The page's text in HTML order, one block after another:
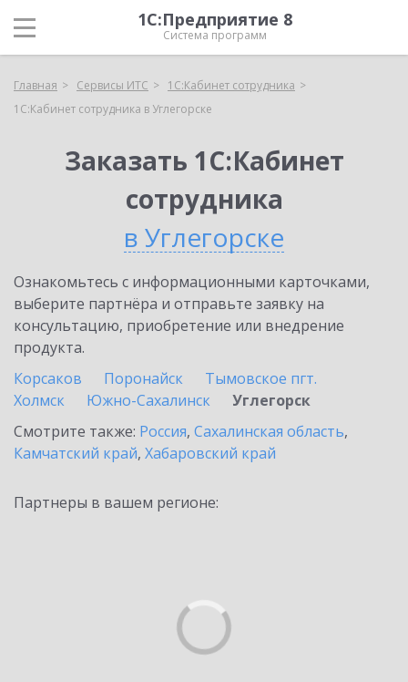
1С:Предприятие 8
Система программ
Главная Сервисы ИТС
1С:Кабинет сотрудника
1С:Кабинет сотрудника в Углегорске
Заказать 1С:Кабинет
сотрудника
в Углегорске
Ознакомьтесь с информационными карточками,
выберите партнёра и отправьте заявку на
консультацию, приобретение или внедрение
продукта.
Корсаков
Поронайск
Тымовское пгт.
Холмск
Южно-Сахалинск
Углегорск
Смотрите также: Россия, Сахалинская область,
Камчатский край, Хабаровский край
Партнеры в вашем регионе: